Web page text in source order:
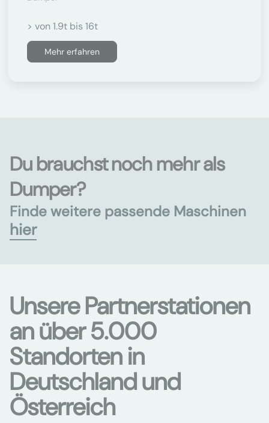
> von 1.9t bis 16t
Mehr erfahren
Du brauchst noch mehr als
Dumper?
Finde weitere passende Maschinen
hier
Unsere Partnerstationen
an über 5.000
Standorten in
Deutschland und
Österreich